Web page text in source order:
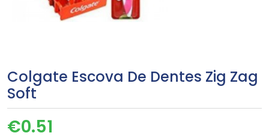
Colgate Escova De Dentes Zig Zag
Soft
€0.51